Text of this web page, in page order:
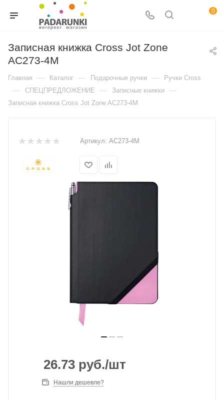
0
Записная книжка Cross Jot Zone
AC273-4M
Главная — Каталог — Подарочные ручки — Ручки Cross
— СПЕЦПРЕДЛОЖЕНИЕ — Записные книжки —
Записная книжка Cross Jot Zone AC273-4M
Артикул: AC273-4M
26.73 руб./шт
Нашли дешевле?